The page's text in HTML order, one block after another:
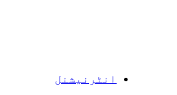
انٹرنیشنل